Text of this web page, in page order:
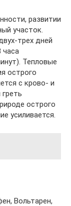
развитии
участок.
трех дней
часа
Тепловые
острого
с крово- и
острого
усиливается.
Вольтарен,